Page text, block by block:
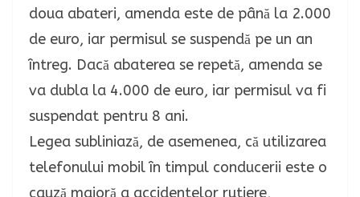
doua abateri, amenda este de până la 2.000
de euro, iar permisul se suspendă pe un an
întreg. Dacă abaterea se repetă, amenda se
va dubla la 4.000 de euro, iar permisul va fi
suspendat pentru 8 ani.
Legea subliniază, de asemenea, că utilizarea
telefonului mobil în timpul conducerii este o
cauză majoră a accidentelor rutiere,